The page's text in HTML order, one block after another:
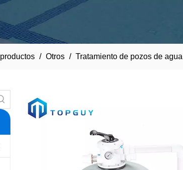
productos / Otros / Tratamiento de pozos de